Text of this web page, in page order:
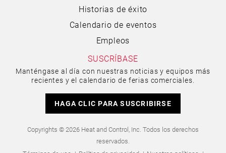
Historias de éxito
Calendario de eventos
Empleos
SUSCRÍBASE
Manténgase al día con nuestras noticias y equipos más
recientes y el calendario de ferias comerciales.
HAGA CLIC PARA SUSCRIBIRSE
Copyrights © 2026 Heat and Control, Inc. Todos los derechos
reservados.